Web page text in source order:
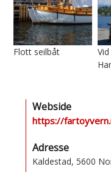
Flott seilbåt
Webside
https://
Adresse
Kaldestad, 5600